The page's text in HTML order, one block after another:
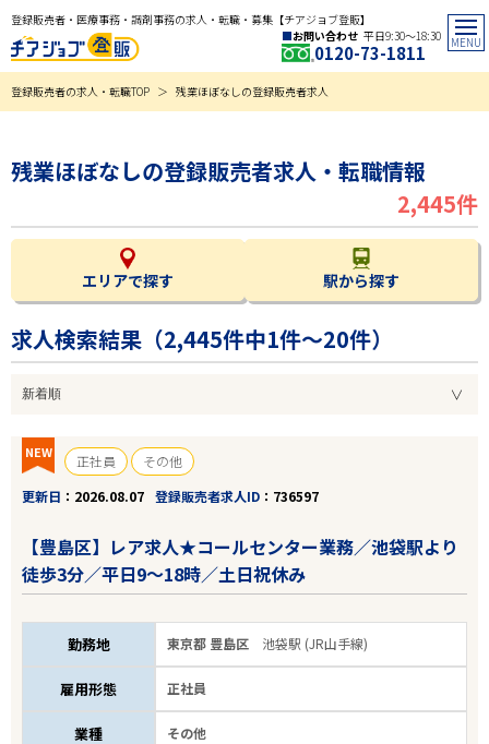
登録販売者・医療事務・調剤事務の求人・転職・募集【チアジョブ登販】
お問い合わせ 平日9:30〜18:30
0120-73-1811
登録販売者の求人・転職TOP 残業ほぼなしの登録販売者求人
残業ほぼなしの登録販売者求人・転職情報
2,445件
エリアで探す 駅から探す
求人検索結果（2,445件中1件～20件）
NEW 正社員
その他
更新日
2026.08.07 登録販売者求人ID 736597
【豊島区】レア求人★コールセンター業務／池袋駅より
徒歩3分／平日9～18時／土日祝休み
勤務地 東京都 豊島区 池袋駅 (JR山手線)
雇用形態 正社員
業種 その他